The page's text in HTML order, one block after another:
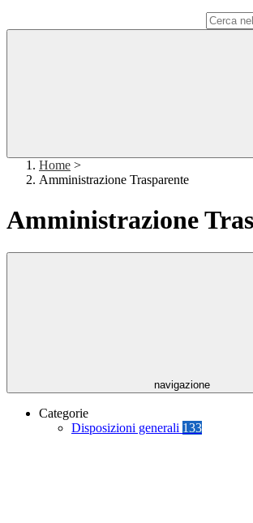
Home >
Amministrazione Trasparente
Amministrazione
navigazione
Categorie
Disposizioni generali 133